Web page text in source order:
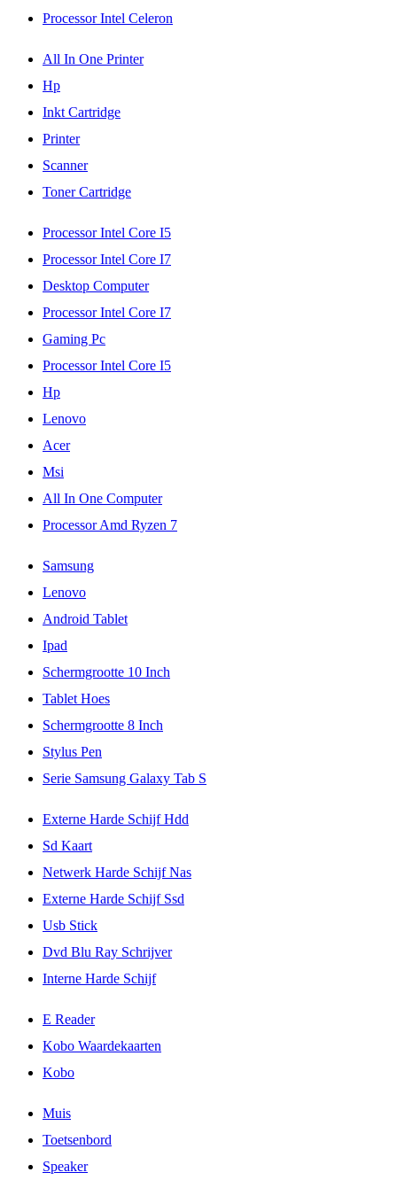
Processor Intel Celeron
All In One Printer
Hp
Inkt Cartridge
Printer
Scanner
Toner Cartridge
Processor Intel Core I5
Processor Intel Core I7
Desktop Computer
Processor Intel Core I7
Gaming Pc
Processor Intel Core I5
Hp
Lenovo
Acer
Msi
All In One Computer
Processor Amd Ryzen 7
Samsung
Lenovo
Android Tablet
Ipad
Schermgrootte 10 Inch
Tablet Hoes
Schermgrootte 8 Inch
Stylus Pen
Serie Samsung Galaxy Tab S
Externe Harde Schijf Hdd
Sd Kaart
Netwerk Harde Schijf Nas
Externe Harde Schijf Ssd
Usb Stick
Dvd Blu Ray Schrijver
Interne Harde Schijf
E Reader
Kobo Waardekaarten
Kobo
Muis
Toetsenbord
Speaker